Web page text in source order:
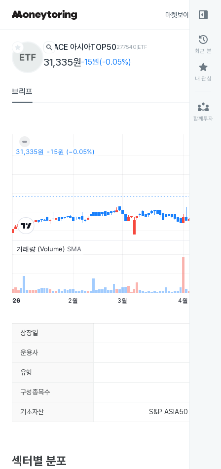
마켓보이스
star search ACE 아시아TOP50277540ETF
31,335원-15원(-0.05%)
브리프
right_panel_open
history
최근 본
star
내 관심
partner_exchange
함께투자